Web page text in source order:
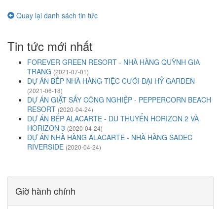
Quay lại danh sách tin tức
Tin tức mới nhất
FOREVER GREEN RESORT - NHÀ HÀNG QUỲNH GIA
TRANG (2021-07-01)
DỰ ÁN BẾP NHÀ HÀNG TIỆC CƯỚI ĐẠI HỶ GARDEN
(2021-06-18)
DỰ ÁN GIẶT SẤY CÔNG NGHIỆP - PEPPERCORN BEACH
RESORT (2020-04-24)
DỰ ÁN BẾP ALACARTE - DU THUYỂN HORIZON 2 VÀ
HORIZON 3 (2020-04-24)
DỰ ÁN NHÀ HÀNG ALACARTE - NHÀ HÀNG SADEC
RIVERSIDE (2020-04-24)
Giờ hành chính